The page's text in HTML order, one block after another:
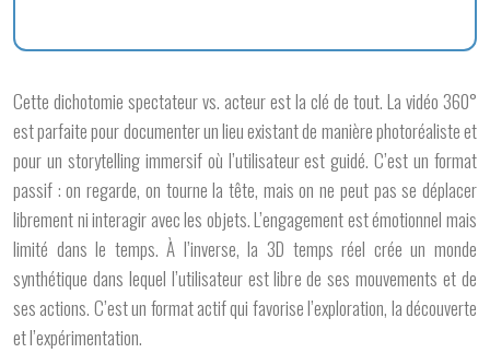
Cette dichotomie spectateur vs. acteurest la clé de tout. La vidéo 360°
est parfaite pour documenter un lieu existant de manière photoréaliste et
pour un storytelling immersif où l’utilisateur est guidé. C’est un format
passif : on regarde, on tourne la tête, mais on ne peut pas se déplacer
librement ni interagir avec les objets. L’engagement est émotionnel mais
limité dans le temps. À l’inverse, la 3D temps réel crée un monde
synthétique dans lequel l’utilisateur est libre de ses mouvements et de
ses actions. C’est un format actif qui favorise l’exploration, la découverte
et l’expérimentation.